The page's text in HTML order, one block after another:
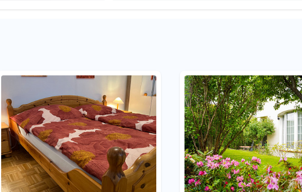
Filter für Preis zurücksetzen
m²